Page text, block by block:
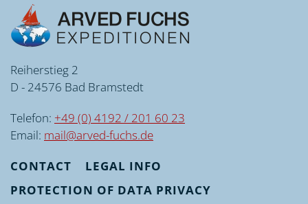
Reiherstieg 2
D - 24576 Bad Bramstedt
Telefon: +49 (0) 4192 / 201 60 23
Email: mail@arved-fuchs.de
CONTACT
LEGAL INFO
PROTECTION OF DATA PRIVACY